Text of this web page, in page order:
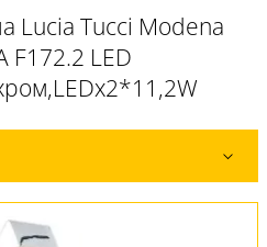
Lucia Tucci Modena
F172.2 LED